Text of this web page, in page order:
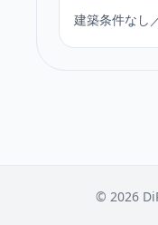
建築条件なし
© 2026